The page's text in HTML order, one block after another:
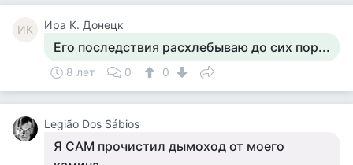
ИК Ира К. Донецк
Его последствия расхлебываю до сих пор...
8 лет 0 0
Legião Dos Sábios
Я САМ прочистил дымоход от моего